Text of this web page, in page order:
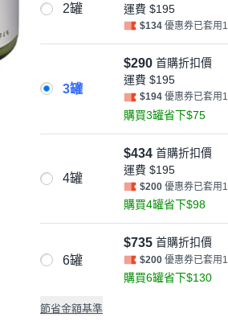
2罐
運費 $195
$134 優惠券已套用
3罐
$290 首購折扣價
運費 $195
$194 優惠券已套用
購買3罐省下$75
4罐
$434 首購折扣價
運費 $195
$200 優惠券已套用
購買4罐省下$98
6罐
$735 首購折扣價
$200 優惠券已套用
購買6罐省下$130
節省金額基準